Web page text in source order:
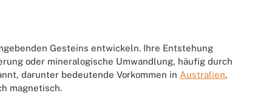
Gesteins entwickeln. Ihre Entstehung
oder mineralogische Umwandlung, häufig durch
darunter bedeutende Vorkommen in Australien,
magnetisch.